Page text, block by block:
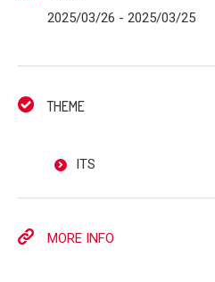
2025/03/26 - 2025/03/25
THEME
ITS
MORE INFO